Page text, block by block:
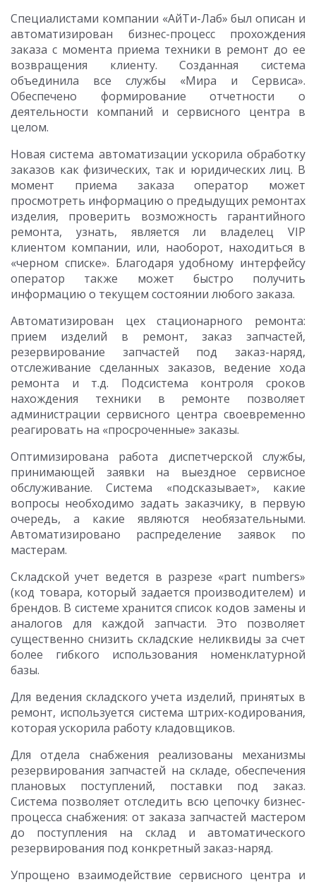
Специалистами компании «АйТи-Лаб» был описан и
автоматизирован бизнес-процесс прохождения
заказа с момента приема техники в ремонт до ее
возвращения клиенту. Созданная система
объединила все службы «Мира и Сервиса».
Обеспечено формирование отчетности о
деятельности компаний и сервисного центра в
целом.
Новая система автоматизации ускорила обработку
заказов как физических, так и юридических лиц. В
момент приема заказа оператор может
просмотреть информацию о предыдущих ремонтах
изделия, проверить возможность гарантийного
ремонта, узнать, является ли владелец VIP
клиентом компании, или, наоборот, находиться в
«черном списке». Благодаря удобному интерфейсу
оператор также может быстро получить
информацию о текущем состоянии любого заказа.
Автоматизирован цех стационарного ремонта:
прием изделий в ремонт, заказ запчастей,
резервирование запчастей под заказ-наряд,
отслеживание сделанных заказов, ведение хода
ремонта и т.д. Подсистема контроля сроков
нахождения техники в ремонте позволяет
администрации сервисного центра своевременно
реагировать на «просроченные» заказы.
Оптимизирована работа диспетчерской службы,
принимающей заявки на выездное сервисное
обслуживание. Система «подсказывает», какие
вопросы необходимо задать заказчику, в первую
очередь, а какие являются необязательными.
Автоматизировано распределение заявок по
мастерам.
Складской учет ведется в разрезе «part numbers»
(код товара, который задается производителем) и
брендов. В системе хранится список кодов замены и
аналогов для каждой запчасти. Это позволяет
существенно снизить складские неликвиды за счет
более гибкого использования номенклатурной
базы.
Для ведения складского учета изделий, принятых в
ремонт, используется система штрих-кодирования,
которая ускорила работу кладовщиков.
Для отдела снабжения реализованы механизмы
резервирования запчастей на складе, обеспечения
плановых поступлений, поставки под заказ.
Система позволяет отследить всю цепочку бизнес-
процесса снабжения: от заказа запчастей мастером
до поступления на склад и автоматического
резервирования под конкретный заказ-наряд.
Упрощено взаимодействие сервисного центра и